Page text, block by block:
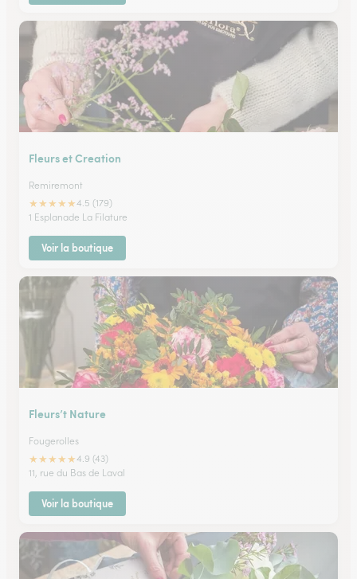
Fleurs et Creation
Remiremont
★★★★★4.5 (179)
1 Esplanade La Filature
Voir la boutique
Fleurs’t Nature
Fougerolles
★★★★★4.9 (43)
11, rue du Bas de Laval
Voir la boutique